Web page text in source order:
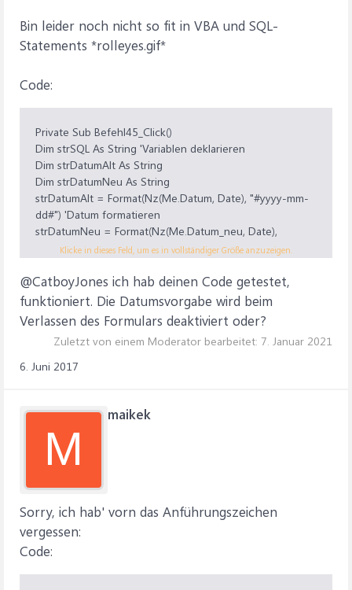
Bin leider noch nicht so fit in VBA und SQL-
Statements *rolleyes.gif*
Code:
Private Sub Befehl45_Click()
Dim strSQL As String 'Variablen deklarieren
Dim strDatumAlt As String
Dim strDatumNeu As String
strDatumAlt = Format(Nz(Me.Datum, Date), "#yyyy-mm-
dd#") 'Datum formatieren
strDatumNeu = Format(Nz(Me.Datum_neu, Date),
"#yyyy-mm-dd#")
Teilenummer) SELECT " & strDatumNeu & ", AuftrNr,
Teilenummer FROM Prüfbericht WHERE Datum = " &
strDatumAlt & " AND AuftrNr = " & Me.AuftrNr
CurrentDb.Execute strSQL, dbFailOnError 'Datensätze
einfügen
Me.Requery 'Formular aktualisieren
Klicke in dieses Feld, um es in vollständiger Größe anzuzeigen.
@CatboyJones ich hab deinen Code getestet,
funktioniert. Die Datumsvorgabe wird beim
Verlassen des Formulars deaktiviert oder?
Zuletzt von einem Moderator bearbeitet: 7. Januar 2021
6. Juni 2017
M
maikek
Sorry, ich hab' vorn das Anführungszeichen
vergessen:
Code: